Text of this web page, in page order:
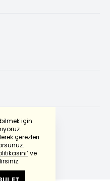
için
çerezleri
ve